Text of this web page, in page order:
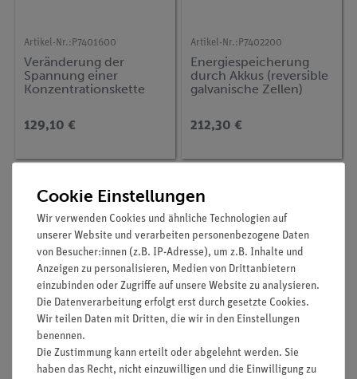
Artikel-Nr.: P7401600
Veränderung der
Spannung einer
Konzentrationskette
129,10 €
Artikel-Nr.: P7402200
Energiespeicherung
durch Akkus (reversible
galvanische Zellen)
212,30 €
Artikel-Nr.:32486-00
Tonstifte, d = 8 mm, l =
15 mm, 2 Stück
Rillentrog mit Deckel,
Boro, 70 x 40 x 90 mm
Cookie Einstellungen
Wir verwenden Cookies und ähnliche Technologien auf
unserer Website und verarbeiten personenbezogene Daten
von Besucher:innen (z.B. IP-Adresse), um z.B. Inhalte und
Anzeigen zu personalisieren, Medien von Drittanbietern
einzubinden oder Zugriffe auf unsere Website zu analysieren.
Die Datenverarbeitung erfolgt erst durch gesetzte Cookies.
Wir teilen Daten mit Dritten, die wir in den Einstellungen
benennen.
Die Zustimmung kann erteilt oder abgelehnt werden. Sie
haben das Recht, nicht einzuwilligen und die Einwilligung zu